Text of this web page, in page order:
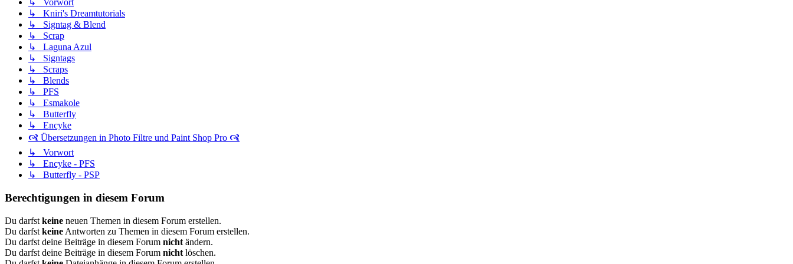
↳ Vorwort
↳ Kniri's Dreamtutorials
↳ Signtag & Blend
↳ Scrap
↳ Laguna Azul
↳ Signtags
↳ Scraps
↳ Blends
↳ PFS
↳ Esmakole
↳ Butterfly
↳ Encyke
🙧 Übersetzungen in Photo Filtre und Paint Shop Pro 🙧
↳ Vorwort
↳ Encyke - PFS
↳ Butterfly - PSP
Berechtigungen in diesem Forum
Du darfst keine neuen Themen in diesem Forum erstellen.
Du darfst keine Antworten zu Themen in diesem Forum erstellen.
Du darfst deine Beiträge in diesem Forum nicht ändern.
Du darfst deine Beiträge in diesem Forum nicht löschen.